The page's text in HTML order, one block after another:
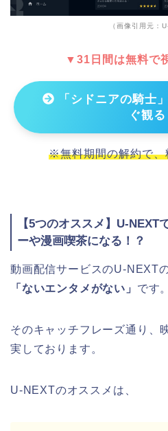
（画像引用元：
▼31日間は無料で
「シドニアの騎士
ぐ観る
※無料期間の解約で、
【5つのオススメ】U-NEXT
ーや漫画喫茶になる！？
動画配信サービスのU-NEXT
「ないエンタメがない」 です。
そのキャッチフレーズ通り、
実しております。
U-NEXTのオススメは、